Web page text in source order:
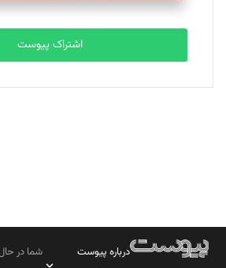
تحریریه
بابک نقاش
تحریریه
اشتراک پیوست
درباره پیوست
شما در